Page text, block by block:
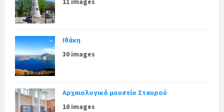
Ιθάκη
30 images
Αρχαιολογικό μουσείο Σταυρού
10 images